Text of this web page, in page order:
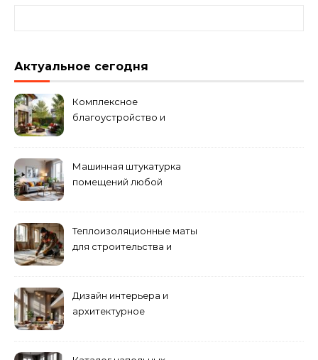
Актуальное сегодня
Комплексное
благоустройство и
Машинная штукатурка
помещений любой
Теплоизоляционные маты
для строительства и
Дизайн интерьера и
архитектурное